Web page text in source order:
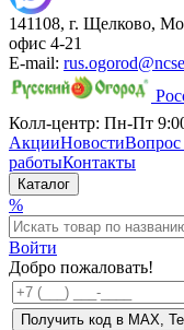
141108, г. Щелково,
офис 4-21
E-mail:
Колл-центр: Пн-Пт
АкцииНовостиВопрос
работыКонтакты
Каталог
%
Войти
Добро пожаловать!
Получить код в MAX,